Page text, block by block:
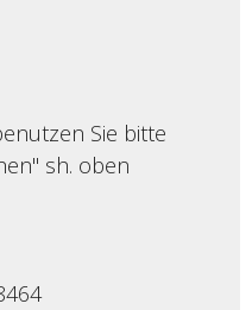
Sie bitte
sh. oben